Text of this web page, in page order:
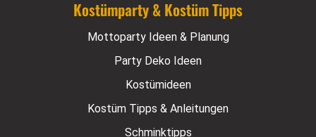
Kostümparty & Kostüm Tipps
Mottoparty Ideen & Planung
Party Deko Ideen
Kostümideen
Kostüm Tipps & Anleitungen
Schminktipps